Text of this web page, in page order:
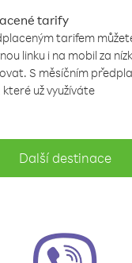
tarify
tarifem
linku i na mobil za
S měsíčním
už využíváte
Další destinace